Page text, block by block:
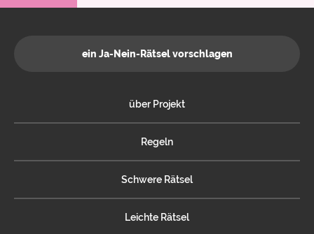
ein Ja-Nein-Rätsel vorschlagen
über Projekt
Regeln
Schwere Rätsel
Leichte Rätsel